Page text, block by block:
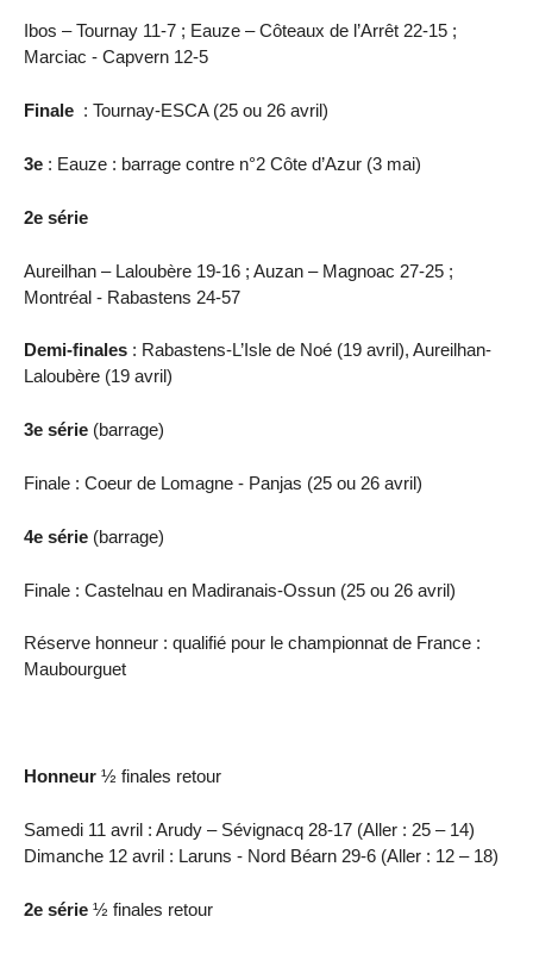
Ibos – Tournay 11-7 ; Eauze – Côteaux de l’Arrêt 22-15 ;
Marciac - Capvern 12-5
Finale : Tournay-ESCA (25 ou 26 avril)
3e : Eauze : barrage contre n°2 Côte d’Azur (3 mai)
2e série
Aureilhan – Laloubère 19-16 ; Auzan – Magnoac 27-25 ;
Montréal - Rabastens 24-57
Demi-finales : Rabastens-L’Isle de Noé (19 avril), Aureilhan-
Laloubère (19 avril)
3e série (barrage)
Finale : Coeur de Lomagne - Panjas (25 ou 26 avril)
4e série (barrage)
Finale : Castelnau en Madiranais-Ossun (25 ou 26 avril)
Réserve honneur : qualifié pour le championnat de France :
Maubourguet
Honneur ½ finales retour
Samedi 11 avril : Arudy – Sévignacq 28-17 (Aller : 25 – 14)
Dimanche 12 avril : Laruns - Nord Béarn 29-6 (Aller : 12 – 18)
2e série ½ finales retour